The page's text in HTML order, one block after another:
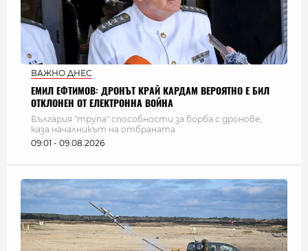
ВАЖНО ДНЕС
ЕМИЛ ЕФТИМОВ: ДРОНЪТ КРАЙ КАРДАМ ВЕРОЯТНО Е БИЛ
ОТКЛОНЕН ОТ ЕЛЕКТРОННА ВОЙНА
България "трупа" способности за борба с дронове,
каза началникът на отбраната
09:01 - 09.08.2026